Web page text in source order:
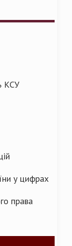
КСУ
у цифрах
права